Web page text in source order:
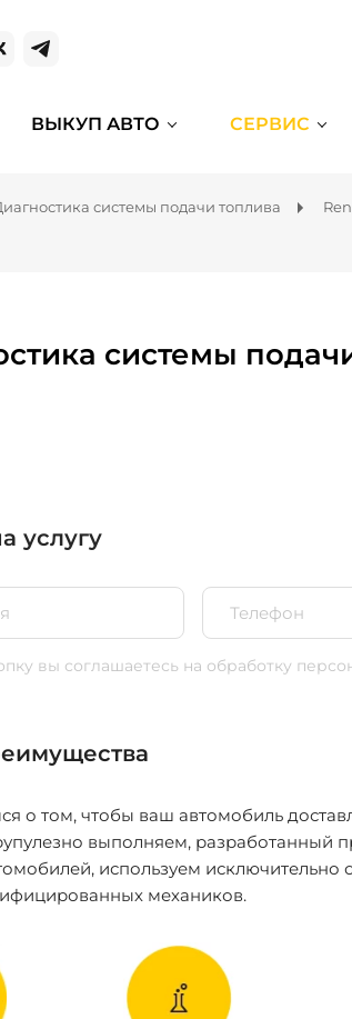
ВЫКУП АВТО СЕРВИС
системы подачи топлива
системы
услугу
вы соглашаетесь на обработку
о том, чтобы ваш автомобиль
выполняем, разработанный
используем
механиков.